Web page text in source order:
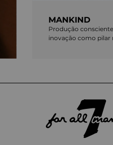
MANKIND
Produção
inovação como pilar